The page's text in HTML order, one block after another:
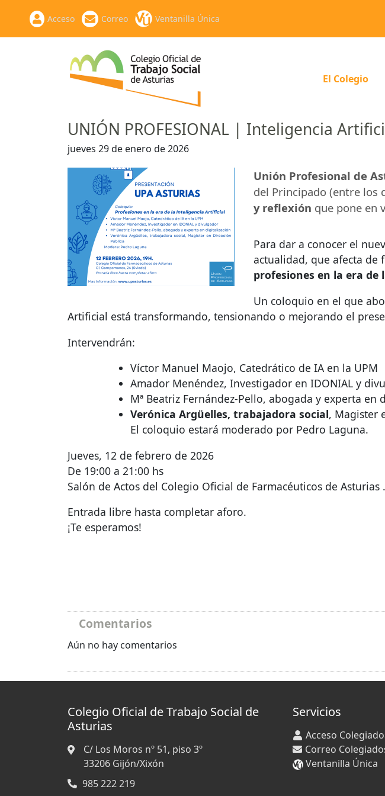
Acceso Correo Ventanilla Única
El Colegio
UNIÓN PROFESIONAL | Inteligencia
jueves 29 de enero de 2026
Unión Profesional de
del Principado (entre los
y reflexión que pone en
Para dar a conocer el
actualidad, que afecta de
profesiones en la era
Un coloquio en el que
Artificial está transformando, tensionando o mejorando el
Intervendrán:
Víctor Manuel Maojo, Catedrático de IA en la UPM
Amador Menéndez, Investigador en IDONIALy
Mª Beatriz Fernández-Pello, abogada y experta en
Verónica Argüelles, trabajadora social, Magister
El coloquio estará moderado por Pedro Laguna.
Jueves, 12 de febrero de 2026
De 19:00 a 21:00 hs
Salón de Actos del Colegio Oficial de Farmacéuticos de Asturias
Entrada libre hasta completar aforo.
¡Te esperamos!
Comentarios
Aún no hay comentarios
Colegio Oficial de Trabajo Social de
Asturias
C/ Los Moros nº 51, piso 3º
33206 Gijón/Xixón
985 222 219
Servicios
Acceso
Correo
Ventanilla Única